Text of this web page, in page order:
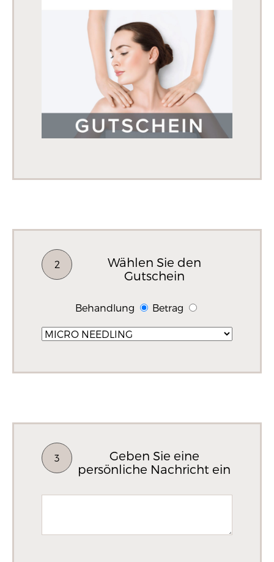
2
Wählen Sie den
Gutschein
Behandlung Betrag
3
Geben Sie eine
persönliche Nachricht ein